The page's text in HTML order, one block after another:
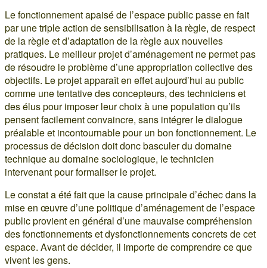
Le fonctionnement apaisé de l’espace public passe en fait
par une triple action de sensibilisation à la règle, de respect
de la règle et d’adaptation de la règle aux nouvelles
pratiques. Le meilleur projet d’aménagement ne permet pas
de résoudre le problème d’une appropriation collective des
objectifs. Le projet apparaît en effet aujourd’hui au public
comme une tentative des concepteurs, des techniciens et
des élus pour imposer leur choix à une population qu’ils
pensent facilement convaincre, sans intégrer le dialogue
préalable et incontournable pour un bon fonctionnement. Le
processus de décision doit donc basculer du domaine
technique au domaine sociologique, le technicien
intervenant pour formaliser le projet.
Le constat a été fait que la cause principale d’échec dans la
mise en œuvre d’une politique d’aménagement de l’espace
public provient en général d’une mauvaise compréhension
des fonctionnements et dysfonctionnements concrets de cet
espace. Avant de décider, il importe de comprendre ce que
vivent les gens.